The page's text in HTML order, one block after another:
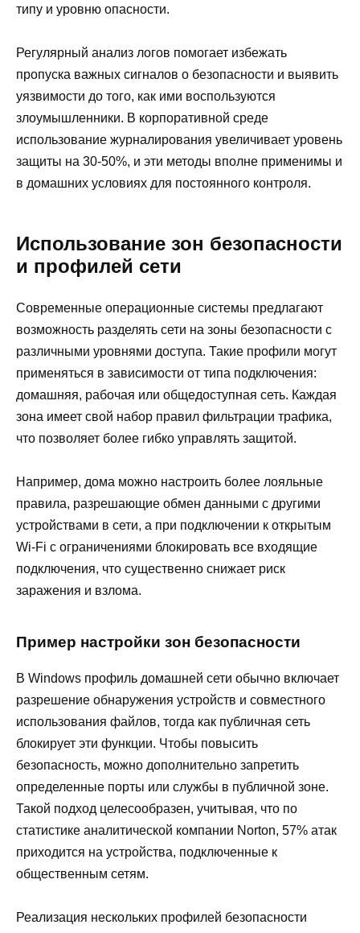
типу и уровню опасности.
Регулярный анализ логов помогает избежать
пропуска важных сигналов о безопасности и выявить
уязвимости до того, как ими воспользуются
злоумышленники. В корпоративной среде
использование журналирования увеличивает уровень
защиты на 30-50%, и эти методы вполне применимы и
в домашних условиях для постоянного контроля.
Использование зон безопасности
и профилей сети
Современные операционные системы предлагают
возможность разделять сети на зоны безопасности с
различными уровнями доступа. Такие профили могут
применяться в зависимости от типа подключения:
домашняя, рабочая или общедоступная сеть. Каждая
зона имеет свой набор правил фильтрации трафика,
что позволяет более гибко управлять защитой.
Например, дома можно настроить более лояльные
правила, разрешающие обмен данными с другими
устройствами в сети, а при подключении к открытым
Wi-Fi с ограничениями блокировать все входящие
подключения, что существенно снижает риск
заражения и взлома.
Пример настройки зон безопасности
В Windows профиль домашней сети обычно включает
разрешение обнаружения устройств и совместного
использования файлов, тогда как публичная сеть
блокирует эти функции. Чтобы повысить
безопасность, можно дополнительно запретить
определенные порты или службы в публичной зоне.
Такой подход целесообразен, учитывая, что по
статистике аналитической компании Norton, 57% атак
приходится на устройства, подключенные к
общественным сетям.
Реализация нескольких профилей безопасности